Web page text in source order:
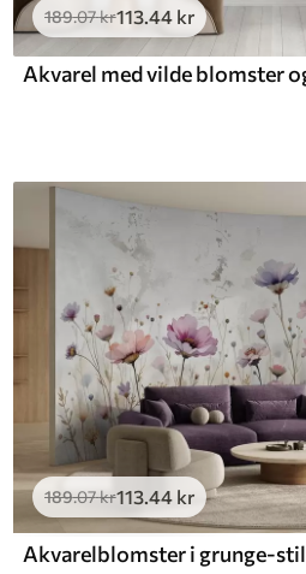
189.07kr113.44 kr
189.07kr113.44 kr
Akvarelblomster i grunge-stil